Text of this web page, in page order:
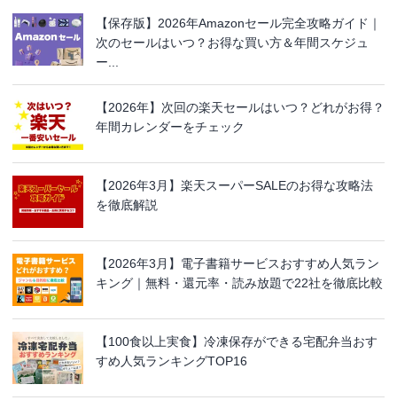
【保存版】2026年Amazonセール完全攻略ガイド｜
次のセールはいつ？お得な買い方＆年間スケジュ
ー...
【2026年】次回の楽天セールはいつ？どれがお得？
年間カレンダーをチェック
【2026年3月】楽天スーパーSALEのお得な攻略法
を徹底解説
【2026年3月】電子書籍サービスおすすめ人気ラン
キング｜無料・還元率・読み放題で22社を徹底比較
【100食以上実食】冷凍保存ができる宅配弁当おす
すめ人気ランキングTOP16